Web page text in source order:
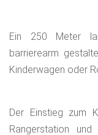
Ein 250 Meter
barrierearm
Kinderwagen oder
Der Einstieg zum
Rangerstation